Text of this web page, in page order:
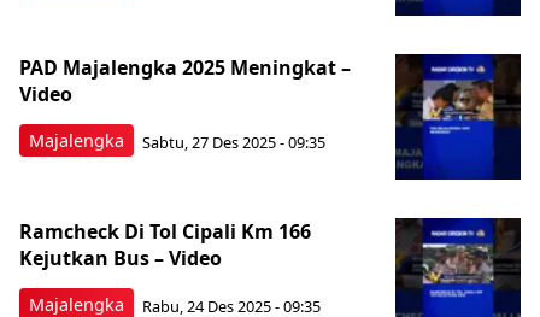
Majalengka
PAD Majalengka 2025 Meningkat –
Video
Sabtu, 27 Des 2025 - 09:35
Majalengka
Ramcheck Di Tol Cipali Km 166
Kejutkan Bus – Video
Rabu, 24 Des 2025 - 09:35